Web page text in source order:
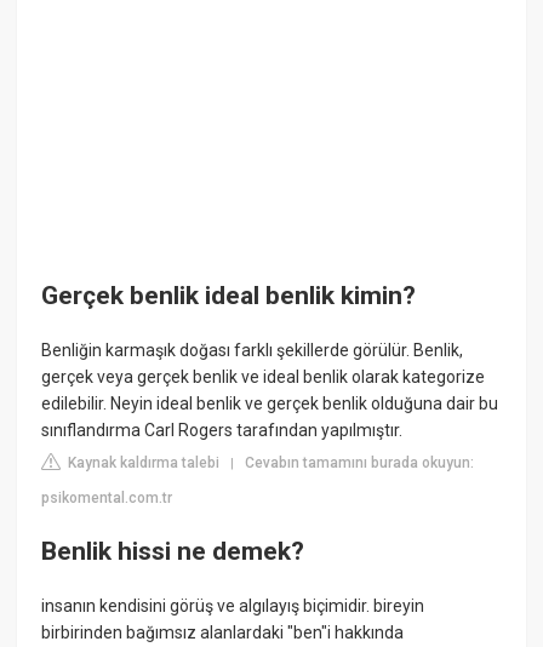
Gerçek benlik ideal benlik kimin?
Benliğin karmaşık doğası farklı şekillerde görülür. Benlik,
gerçek veya gerçek benlik ve ideal benlik olarak kategorize
edilebilir. Neyin ideal benlik ve gerçek benlik olduğuna dair bu
sınıflandırma Carl Rogers tarafından yapılmıştır.
Kaynak kaldırma talebi |Cevabın tamamını burada okuyun:
psikomental.com.tr
Benlik hissi ne demek?
insanın kendisini görüş ve algılayış biçimidir. bireyin
birbirinden bağımsız alanlardaki "ben"i hakkında